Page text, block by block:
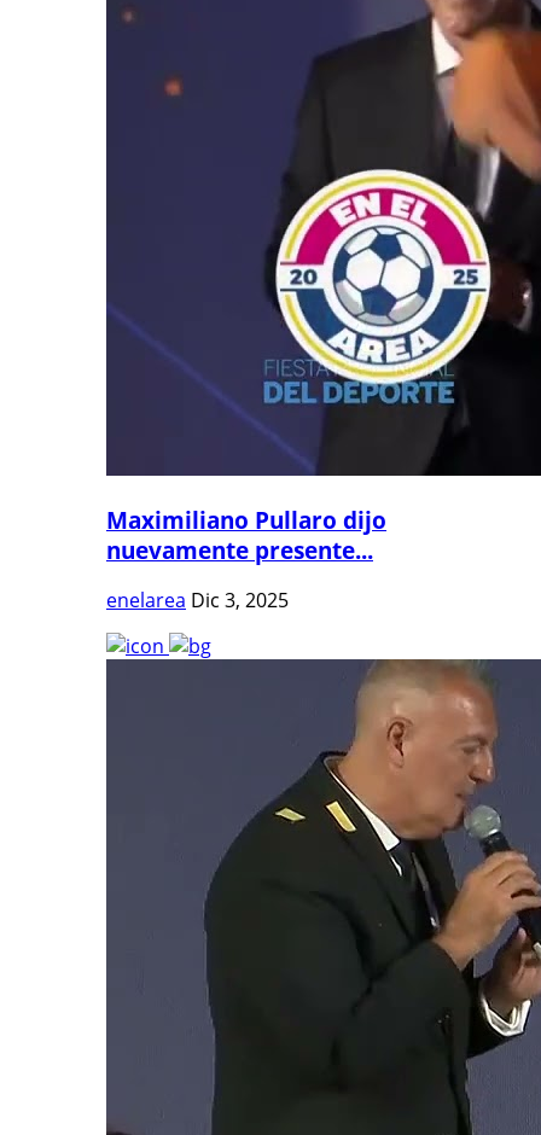
Maximiliano Pullaro dijo
nuevamente presente...
enelarea Dic 3, 2025